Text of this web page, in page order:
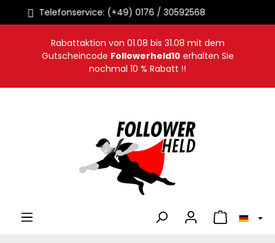
springen Sofortige Auslieferung
Rabattaktion von 01.08 bis 31.08 mit dem
Gutscheincode Followerheld10 erhalten Sie
nochmal 10 % Rabatt !!
Warenkorb